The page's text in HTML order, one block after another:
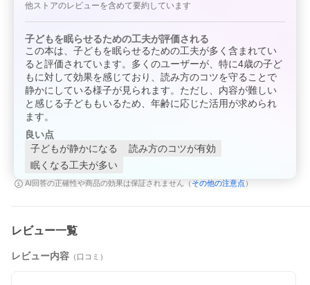
他ストアのレビューを含めて要約しています
子どもを眠らせるための工夫が評価される
この本は、子どもを眠らせるための工夫が多く含まれてい
ると評価されています。多くのユーザーが、特に4歳の子ど
もに対して効果を感じており、読み方のコツを守ることで
静かにしている様子が見られます。ただし、内容が難しい
と感じる子どももいるため、年齢に応じた活用が求められ
ます。
良い点
子どもが静かになる
読み方のコツが有効
眠くなる工夫が多い
AI回答の正確性や商品の効果は保証されません（ その他の注意点 ）
レビュー一覧
レビュー内容 （口コミ）